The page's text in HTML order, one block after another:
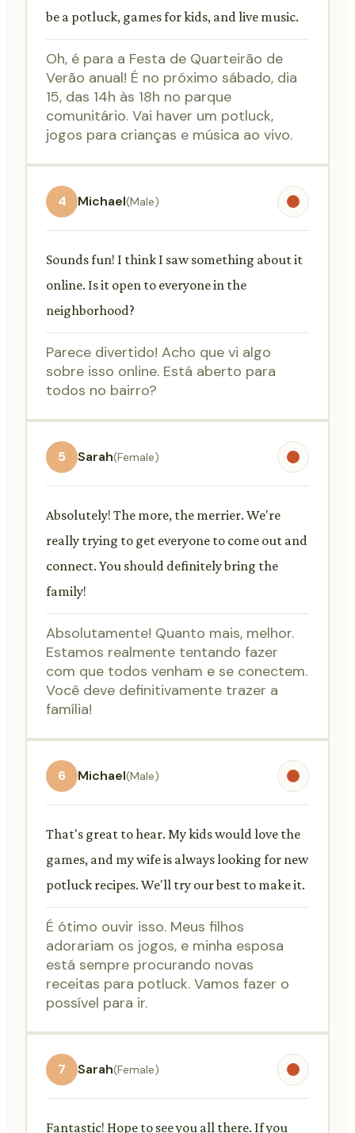
be a potluck, games for kids, and live music.
Oh, é para a Festa de Quarteirão de
Verão anual! É no próximo sábado, dia
15, das 14h às 18h no parque
comunitário. Vai haver um potluck,
jogos para crianças e música ao vivo.
4 Michael(Male)
Sounds fun! I think I saw something about it
online. Is it open to everyone in the
neighborhood?
Parece divertido! Acho que vi algo
sobre isso online. Está aberto para
todos no bairro?
5 Sarah(Female)
Absolutely! The more, the merrier. We're
really trying to get everyone to come out and
connect. You should definitely bring the
family!
Absolutamente! Quanto mais, melhor.
Estamos realmente tentando fazer
com que todos venham e se conectem.
Você deve definitivamente trazer a
família!
6 Michael(Male)
That's great to hear. My kids would love the
games, and my wife is always looking for new
potluck recipes. We'll try our best to make it.
É ótimo ouvir isso. Meus filhos
adorariam os jogos, e minha esposa
está sempre procurando novas
receitas para potluck. Vamos fazer o
possível para ir.
7 Sarah(Female)
Fantastic! Hope to see you all there. If you